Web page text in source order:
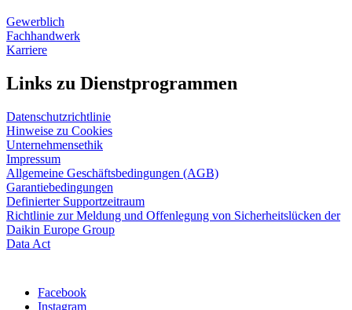
Gewerblich
Fachhandwerk
Karriere
Links zu Dienstprogrammen
Datenschutzrichtlinie
Hinweise zu Cookies
Unternehmensethik
Impressum
Allgemeine Geschäftsbedingungen (AGB)
Garantiebedingungen
Definierter Supportzeitraum
Richtlinie zur Meldung und Offenlegung von Sicherheitslücken der
Daikin Europe Group
Data Act
Facebook
Instagram